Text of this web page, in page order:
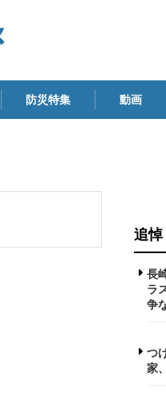
防災特集 動画
追悼
長
ラ
争
つ
家